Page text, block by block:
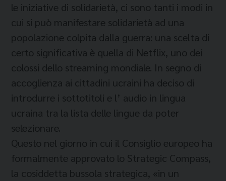
le iniziative di solidarietà, ci sono tanti i modi in
cui si può manifestare solidarietà ad una
popolazione colpita dalla guerra: una scelta di
certo significativa è quella di Netflix, uno dei
colossi dello streaming mondiale. In segno di
accoglienza ai cittadini ucraini ha deciso di
introdurre i sottotitoli e l’ audio in lingua
ucraina tra la lista delle lingue da poter
selezionare.
Questo nel giorno in cui il Consiglio europeo ha
formalmente approvato lo Strategic Compass,
la cosiddetta bussola strategica, «in un